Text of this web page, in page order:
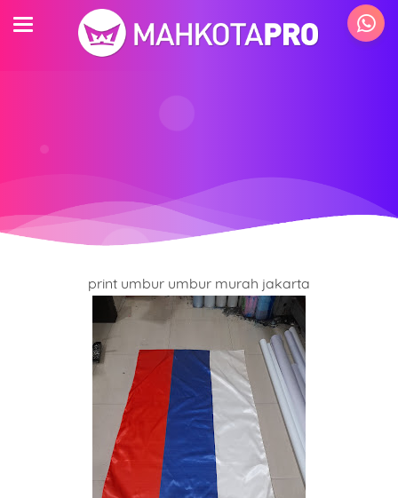
print umbur umbur murah jakarta